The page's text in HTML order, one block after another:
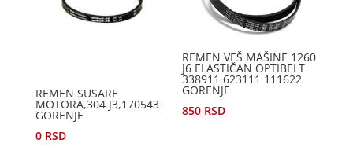
REMEN SUSARE
MOTORA,304 J3,170543
GORENJE
0 RSD
REMEN VEŠ MAŠINE 1260
J6 ELASTIČAN OPTIBELT
338911 623111 111622
GORENJE
850 RSD